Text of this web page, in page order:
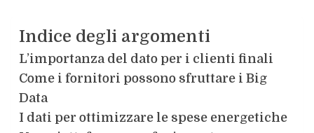
Indice degli argomenti
L’importanza del dato per i clienti finali
Come i fornitori possono sfruttare i Big
Data
I dati per ottimizzare le spese energetiche